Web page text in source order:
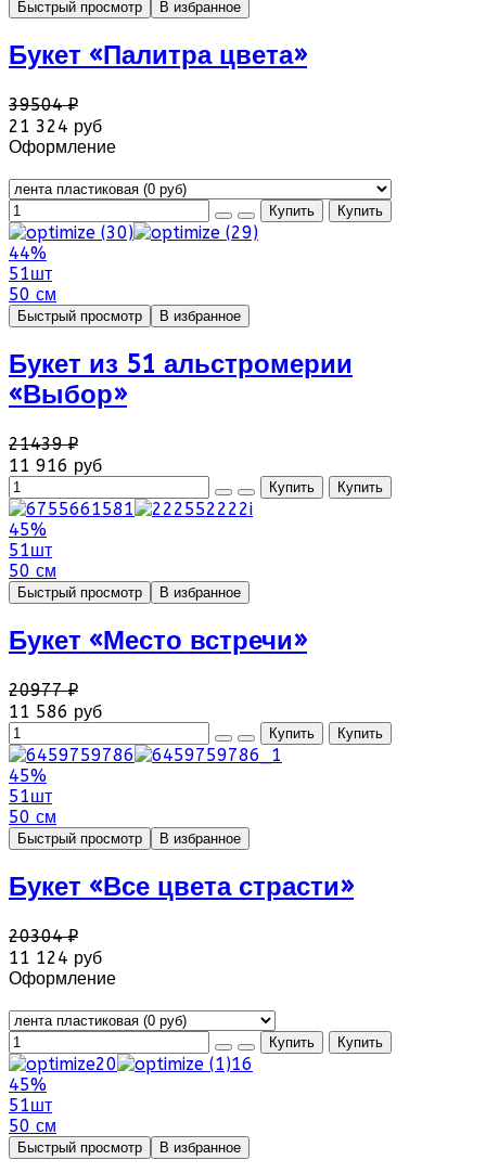
Быстрый просмотр В избранное
Букет «Палитра цвета»
39504 ₽
21 324 руб
Оформление
44%
51шт
50 см
Быстрый просмотр В избранное
Букет из 51 альстромерии
«Выбор»
21439 ₽
11 916 руб
45%
51шт
50 см
Быстрый просмотр В избранное
Букет «Место встречи»
20977 ₽
11 586 руб
45%
51шт
50 см
Быстрый просмотр В избранное
Букет «Все цвета страсти»
20304 ₽
11 124 руб
Оформление
45%
51шт
50 см
Быстрый просмотр В избранное